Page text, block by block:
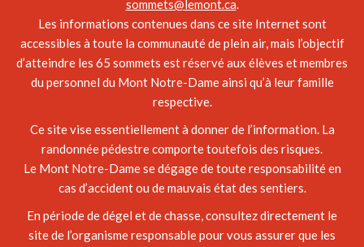
sommets@lemont.ca.
Les informations contenues dans ce site Internet sont
accessibles à toute la communauté de plein air, mais l’objectif
d’atteindre les 65 sommets est réservé aux élèves et membres
du personnel du Mont Notre-Dame ainsi qu’à leur famille
respective.
Ce site vise essentiellement à donner de l’information. La
randonnée pédestre comporte toutefois des risques.
Le Mont Notre-Dame se dégage de toute responsabilité en
cas d’accident ou de mauvais état des sentiers.
En période de dégel et de chasse, consultez directement le
site de l’organisme responsable pour vous assurer que les